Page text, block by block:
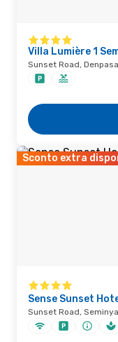
Villa Lumière 1
Sunset Road,
Sconto extra
Sense Sunset
Sunset Road,